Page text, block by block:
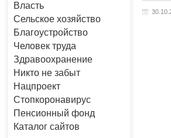
Власть
Сельское хозяйство
Благоустройство
Человек труда
Здравоохранение
Никто не забыт
Нацпроект
Стопкоронавирус
Пенсионный фонд
Каталог сайтов